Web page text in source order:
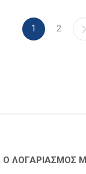
1 2
Ο ΛΟΓΑΡΙΑΣΜΌΣ